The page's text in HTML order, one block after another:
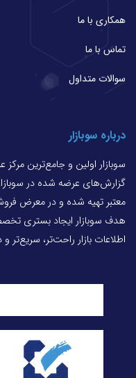
همکاری با ما
تماس با ما
سوالات متداول
درباره سوبازار
سوبازار اولین و جامع‌ترین
گزارش‌های عرضه شده در
معتبر تهیه شده و در معرض
هدف سوبازار ایجاد بستری
اطلاعات بازار راحت‌تر،